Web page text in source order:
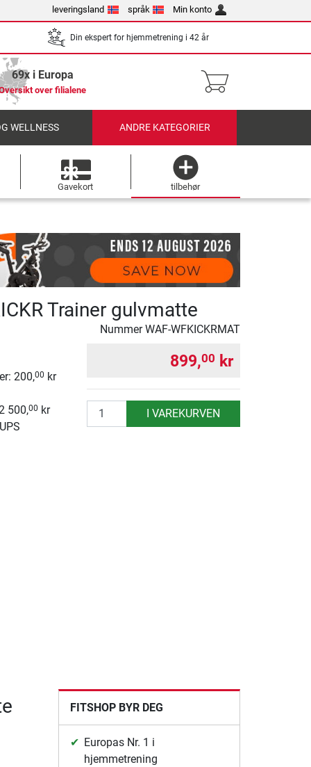
leveringsland språk Min konto
Din ekspert for hjemmetrening i 42 år
69x i Europa
over filialene
WELLNESS ANDRE KATEGORIER
Gavekort tilbehør
Trainer gulvmatte
NummerWAF-WFKICKRMAT
200,00 kr
500,00 kr
899,00 kr
antall I VAREKURVEN
FITSHOP BYR DEG
Europas Nr. 1 i
hjemmetrening